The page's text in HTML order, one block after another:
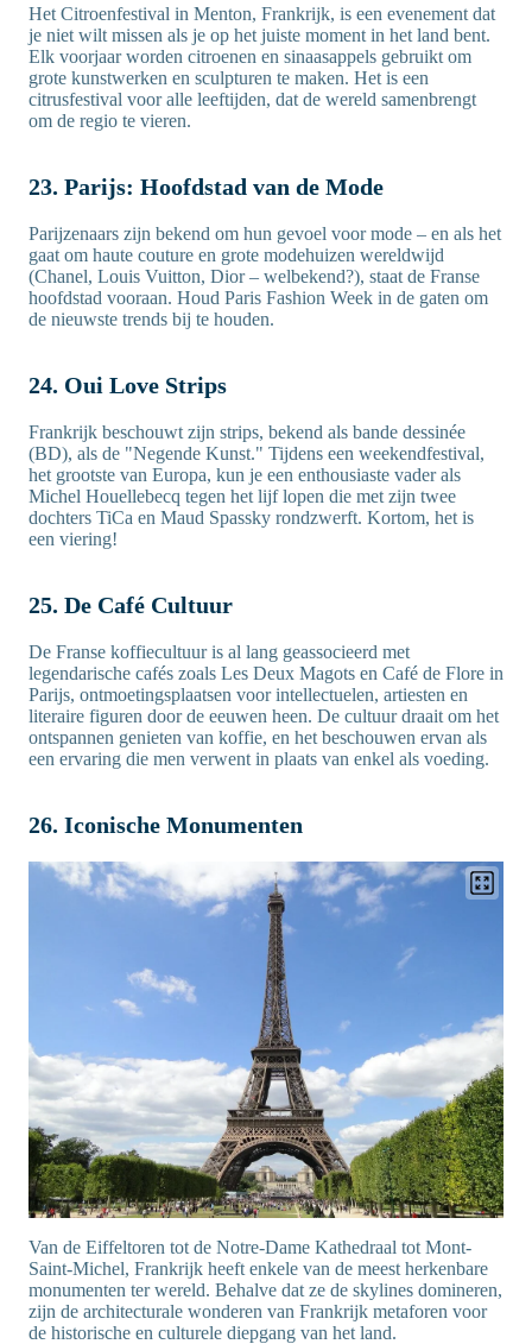
Het Citroenfestival in Menton, Frankrijk, is een evenement dat
je niet wilt missen als je op het juiste moment in het land bent.
Elk voorjaar worden citroenen en sinaasappels gebruikt om
grote kunstwerken en sculpturen te maken. Het is een
citrusfestival voor alle leeftijden, dat de wereld samenbrengt
om de regio te vieren.
23. Parijs: Hoofdstad van de Mode
Parijzenaars zijn bekend om hun gevoel voor mode – en als het
gaat om haute couture en grote modehuizen wereldwijd
(Chanel, Louis Vuitton, Dior – welbekend?), staat de Franse
hoofdstad vooraan. Houd Paris Fashion Week in de gaten om
de nieuwste trends bij te houden.
24. Oui Love Strips
Frankrijk beschouwt zijn strips, bekend als bande dessinée
(BD), als de "Negende Kunst." Tijdens een weekendfestival,
het grootste van Europa, kun je een enthousiaste vader als
Michel Houellebecq tegen het lijf lopen die met zijn twee
dochters TiCa en Maud Spassky rondzwerft. Kortom, het is
een viering!
25. De Café Cultuur
De Franse koffiecultuur is al lang geassocieerd met
legendarische cafés zoals Les Deux Magots en Café de Flore in
Parijs, ontmoetingsplaatsen voor intellectuelen, artiesten en
literaire figuren door de eeuwen heen. De cultuur draait om het
ontspannen genieten van koffie, en het beschouwen ervan als
een ervaring die men verwent in plaats van enkel als voeding.
26. Iconische Monumenten
Van de Eiffeltoren tot de Notre-Dame Kathedraal tot Mont-
Saint-Michel, Frankrijk heeft enkele van de meest herkenbare
monumenten ter wereld. Behalve dat ze de skylines domineren,
zijn de architecturale wonderen van Frankrijk metaforen voor
de historische en culturele diepgang van het land.